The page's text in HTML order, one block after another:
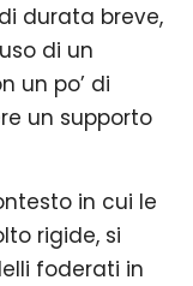
durata breve,
di un
un po’ di
un supporto
in cui le
rigide, si
foderati in